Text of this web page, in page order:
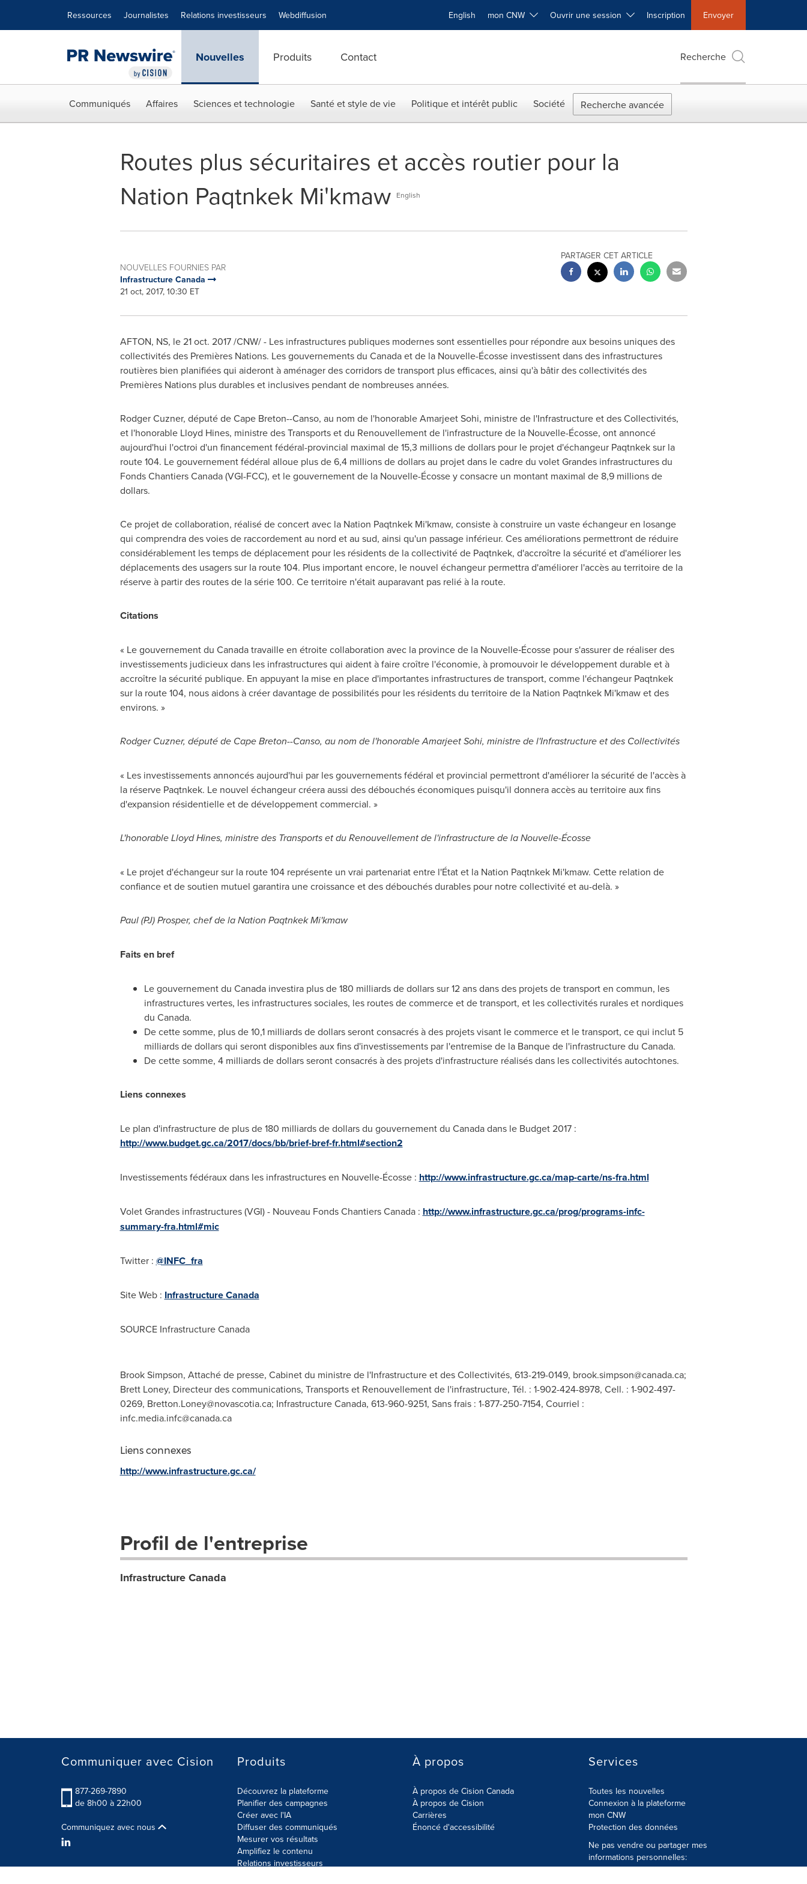
Ressources Journalistes Relations investisseurs Webdiffusion English mon CNW Ouvrir une session Inscription Envoyer
Nouvelles Produits Contact Recherche
Communiqués Affaires Sciences et technologie Santé et style de vie Politique et intérêt public Société Recherche avancée
Routes plus sécuritaires et accès routier pour la
Nation Paqtnkek Mi'kmaw
English
NOUVELLES FOURNIES PAR
Infrastructure Canada
21 oct, 2017, 10:30 ET
PARTAGER CET ARTICLE
AFTON, NS, le 21 oct. 2017 /CNW/ - Les infrastructures publiques modernes sont essentielles pour répondre aux besoins uniques des
collectivités des Premières Nations. Les gouvernements du Canadaet de la Nouvelle-Écosse investissent dans des infrastructures
routières bien planifiées qui aideront à aménager des corridors de transport plus efficaces, ainsi qu'à bâtir des collectivités des
Premières Nations plus durables et inclusives pendant de nombreuses années.
Rodger Cuzner, député deCape Breton--Canso, au nom de l'honorableAmarjeet Sohi, ministre de l'Infrastructure et des Collectivités,
et l'honorable Lloyd Hines, ministre des Transports et du Renouvellement de l'infrastructure de la Nouvelle-Écosse, ont annoncé
aujourd'hui l'octroi d'un financement fédéral-provincial maximal de 15,3 millions de dollars pour le projet d'échangeur Paqtnkek sur la
route 104. Le gouvernement fédéral alloue plus de 6,4 millions de dollars au projet dans le cadre du volet Grandes infrastructures du
Fonds Chantiers Canada (VGI-FCC), et le gouvernement de la Nouvelle-Écosse y consacre un montant maximal de 8,9 millions de
dollars.
Ce projet de collaboration, réalisé de concert avec la Nation Paqtnkek Mi'kmaw, consiste à construire un vaste échangeur en losange
qui comprendra des voies de raccordement au nord et au sud, ainsi qu'un passage inférieur. Ces améliorations permettront de réduire
considérablement les temps de déplacement pour les résidents de la collectivité de Paqtnkek, d'accroître la sécurité et d'améliorer les
déplacements des usagers sur la route 104. Plus important encore, le nouvel échangeur permettra d'améliorer l'accès au territoire de la
réserve à partir des routes de la série 100. Ce territoire n'était auparavant pas relié à la route.
Citations
« Le gouvernement du Canadatravaille en étroite collaboration avec la province de la Nouvelle‑Écosse pour s'assurer de réaliser des
investissements judicieux dans les infrastructures qui aident à faire croître l'économie, à promouvoir le développement durable et à
accroître la sécurité publique. En appuyant la mise en place d'importantes infrastructures de transport, comme l'échangeur Paqtnkek
sur la route 104, nous aidons à créer davantage de possibilités pour les résidents du territoire de la Nation Paqtnkek Mi'kmaw et des
environs. »
Rodger Cuzner, député de Cape Breton--Canso, au nom de l'honorableAmarjeet Sohi, ministre de l'Infrastructure et des Collectivités
« Les investissements annoncés aujourd'hui par les gouvernements fédéral et provincial permettront d'améliorer la sécurité de l'accès à
la réserve Paqtnkek. Le nouvel échangeur créera aussi des débouchés économiques puisqu'il donnera accès au territoire aux fins
d'expansion résidentielle et de développement commercial. »
L'honorableLloyd Hines, ministre des Transports et du Renouvellement de l'infrastructure de la Nouvelle-Écosse
« Le projet d'échangeur sur la route 104 représente un vrai partenariat entre l'État et la Nation Paqtnkek Mi'kmaw. Cette relation de
confiance et de soutien mutuel garantira une croissance et des débouchés durables pour notre collectivité et au-delà. »
Paul (PJ) Prosper, chef de la Nation Paqtnkek Mi'kmaw
Faits en bref
Le gouvernement du Canadainvestira plus de 180 milliards de dollars sur 12 ans dans des projets de transport en commun, les
infrastructures vertes, les infrastructures sociales, les routes de commerce et de transport, et les collectivités rurales et nordiques
du Canada.
De cette somme, plus de 10,1 milliards de dollars seront consacrés à des projets visant le commerce et le transport, ce qui inclut 5
milliards de dollars qui seront disponibles aux fins d'investissements par l'entremise de la Banque de l'infrastructure du Canada.
De cette somme, 4 milliards de dollars seront consacrés à des projets d'infrastructure réalisés dans les collectivités autochtones.
Liens connexes
Le plan d'infrastructure de plus de 180 milliards de dollars du gouvernement du Canadadans le Budget 2017 :
http://www.budget.gc.ca/2017/docs/bb/brief-bref-fr.html#section2
Investissements fédéraux dans les infrastructures en Nouvelle-Écosse : http://www.infrastructure.gc.ca/map-carte/ns-fra.html
Volet Grandesinfrastructures (VGI) - Nouveau Fonds Chantiers Canada : http://www.infrastructure.gc.ca/prog/programs-infc-
summary-fra.html#mic
Twitter : @INFC_fra
Site Web : InfrastructureCanada
SOURCE Infrastructure Canada
Brook Simpson, Attaché de presse, Cabinet du ministre de l'Infrastructure et des Collectivités, 613-219-0149, brook.simpson@canada.ca;
Brett Loney, Directeur des communications, Transports et Renouvellement de l'infrastructure, Tél. : 1-902-424-8978, Cell. : 1-902-497-
0269, Bretton.Loney@novascotia.ca; Infrastructure Canada, 613-960-9251, Sans frais : 1-877-250-7154, Courriel :
infc.media.infc@canada.ca
Liens connexes
http://www.infrastructure.gc.ca/
Profil de l'entreprise
Infrastructure Canada
Communiquer avec Cision
877-269-7890
de 8h00 à 22h00
Communiquez avec nous
Produits
Découvrez la plateforme
Planifier des campagnes
Créer avec l'IA
Diffuser des communiqués
Mesurer vos résultats
Amplifiez le contenu
Relations investisseurs
À propos
À propos de Cision Canada
À propos de Cision
Carrières
Énoncé d'accessibilité
Services
Toutes les nouvelles
Connexion à la plateforme
mon CNW
Protection des données
Ne pas vendre ou partager mes
informations personnelles: